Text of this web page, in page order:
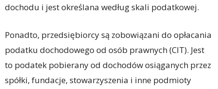
dochodu i jest określana według skali podatkowej.
Ponadto, przedsiębiorcy są zobowiązani do opłacania
podatku dochodowego od osób prawnych (CIT). Jest
to podatek pobierany od dochodów osiąganych przez
spółki, fundacje, stowarzyszenia i inne podmioty